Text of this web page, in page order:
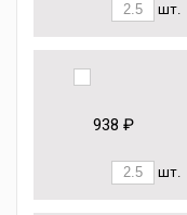
шт.
938 ₽
шт.